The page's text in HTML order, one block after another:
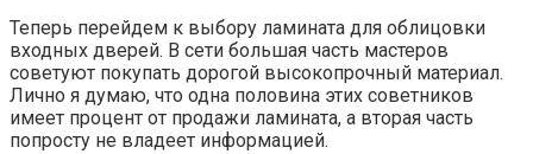
Теперь перейдем к выбору ламината для облицовки
входных дверей. В сети большая часть мастеров
советуют покупать дорогой высокопрочный материал.
Лично я думаю, что одна половина этих советников
имеет процент от продажи ламината, а вторая часть
попросту не владеет информацией.